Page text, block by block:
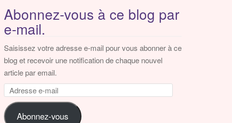
Abonnez-vous à ce blog par
e-mail.
Saisissez votre adresse e-mail pour vous abonner à ce
blog et recevoir une notification de chaque nouvel
article par email.
Adresse
mail Abonnez-vous